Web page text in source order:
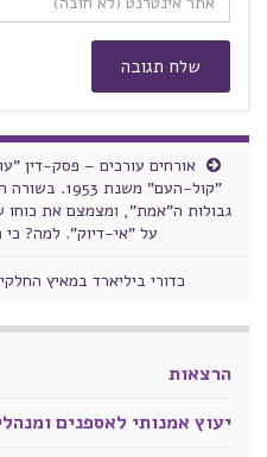
אורחים עורכים – פסק-דין
"קול-העם"
גבולות ה"אמת", ומצמצם את כוחו
על "אי-דיוק". למה? כי
כדורי ביליארד במאיץ
הרצאות
יעוץ אמנותי לאספנים